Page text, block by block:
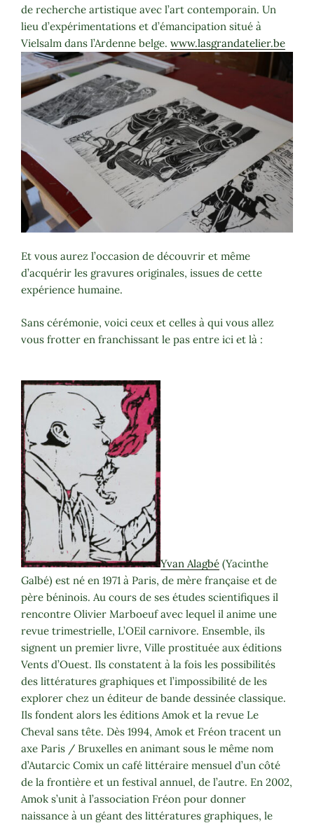
de recherche artistique avec l’art contemporain. Un
lieu d’expérimentations et d’émancipation situé à
Vielsalm dans l’Ardenne belge. www.lasgrandatelier.be
Et vous aurez l’occasion de découvrir et même
d’acquérir les gravures originales, issues de cette
expérience humaine.
Sans cérémonie, voici ceux et celles à qui vous allez
vous frotter en franchissant le pas entre ici et là :
Yvan Alagbé (Yacinthe
Galbé) est né en 1971 à Paris, de mère française et de
père béninois. Au cours de ses études scientifiques il
rencontre Olivier Marboeuf avec lequel il anime une
revue trimestrielle, L’OEil carnivore. Ensemble, ils
signent un premier livre, Ville prostituée aux éditions
Vents d’Ouest. Ils constatent à la fois les possibilités
des littératures graphiques et l’impossibilité de les
explorer chez un éditeur de bande dessinée classique.
Ils fondent alors les éditions Amok et la revue Le
Cheval sans tête. Dès 1994, Amok et Fréon tracent un
axe Paris / Bruxelles en animant sous le même nom
d’Autarcic Comix un café littéraire mensuel d’un côté
de la frontière et un festival annuel, de l’autre. En 2002,
Amok s’unit à l’association Fréon pour donner
naissance à un géant des littératures graphiques, le